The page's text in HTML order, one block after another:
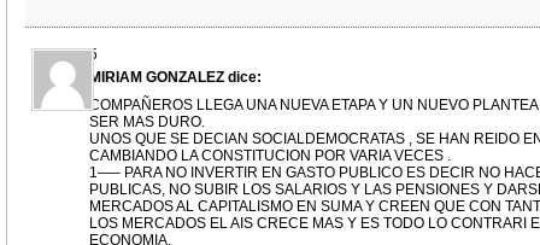
5
MIRIAM GONZALEZ dice:
COMPAÑEROS LLEGA UNA NUEVA ETAPA Y UN NUEVO
SER MAS DURO.
UNOS QUE SE DECIAN SOCIALDEMOCRATAS , SE HAN REIDO
CAMBIANDO LA CONSTITUCION POR VARIA VECES .
1—– PARA NO INVERTIR EN GASTO PUBLICO ES DECIR NO
PUBLICAS, NO SUBIR LOS SALARIOS Y LAS PENSIONES Y
MERCADOS AL CAPITALISMO EN SUMA Y CREEN QUE CON
LOS MERCADOS EL AIS CRECE MAS Y ES TODO LO CONTRARI
ECONOMIA.